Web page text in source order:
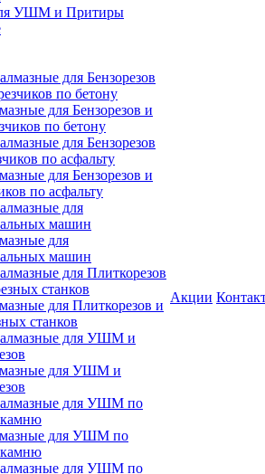
УШМ и Притиры
для Бензорезов и
по бетону
для Бензорезов и
по асфальту
для
машин
для Плиткорезов и
станков
для УШМ и
для УШМ по
камню
Акции